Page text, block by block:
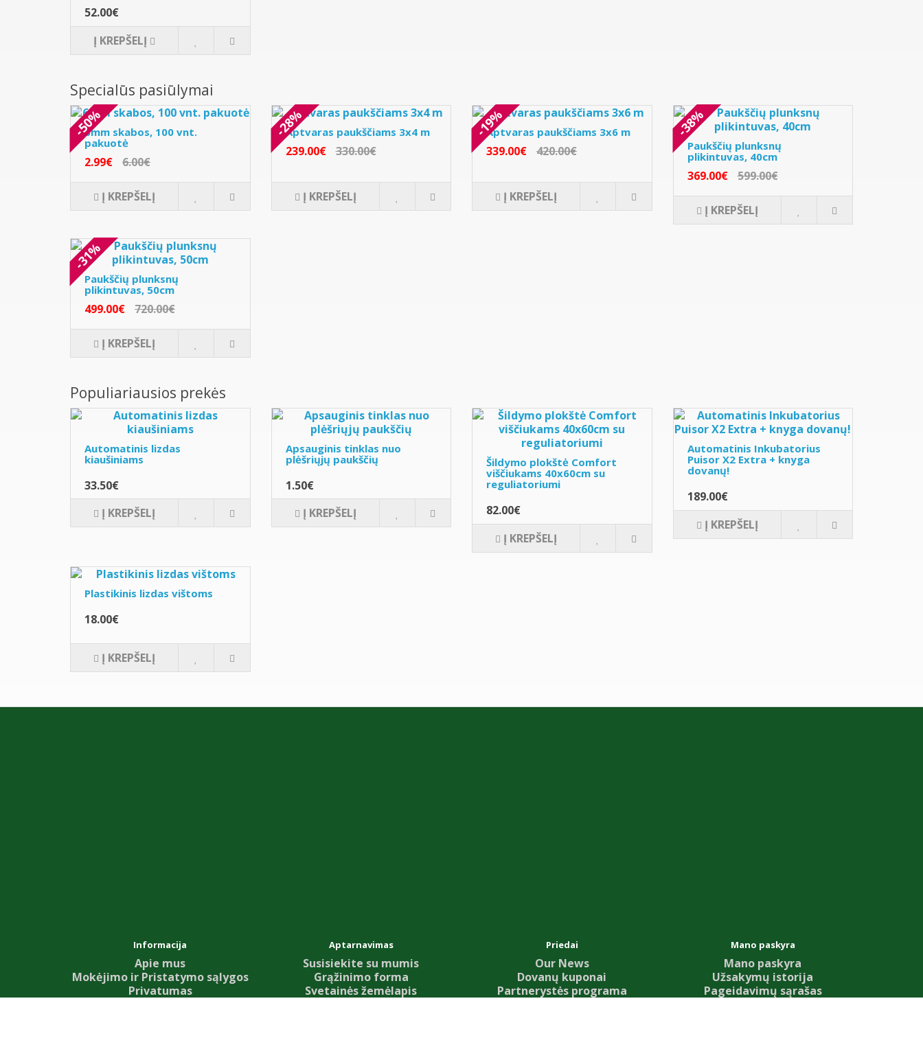
52.00€
Į KREPŠELĮ
Specialūs pasiūlymai
-50%
6mm skabos, 100 vnt.
pakuotė
2.99€ 6.00€
Į KREPŠELĮ
-28%
Aptvaras paukščiams 3x4 m
239.00€ 330.00€
Į KREPŠELĮ
-19%
Aptvaras paukščiams 3x6 m
339.00€ 420.00€
Į KREPŠELĮ
-38%
Paukščių plunksnų
plikintuvas, 40cm
369.00€ 599.00€
Į KREPŠELĮ
-31%
Paukščių plunksnų
plikintuvas, 50cm
499.00€ 720.00€
Į KREPŠELĮ
Populiariausios prekės
Automatinis lizdas
kiaušiniams
33.50€
Į KREPŠELĮ
Apsauginis tinklas nuo
plėšriųjų paukščių
1.50€
Į KREPŠELĮ
Šildymo plokštė Comfort
viščiukams 40x60cm su
reguliatoriumi
82.00€
Į KREPŠELĮ
Automatinis Inkubatorius
Puisor X2 Extra + knyga
dovanų!
189.00€
Į KREPŠELĮ
Plastikinis lizdas vištoms
18.00€
Į KREPŠELĮ
Informacija
Apie mus
Mokėjimo ir Pristatymo sąlygos
Privatumas
Aptarnavimas
Susisiekite su mumis
Grąžinimo forma
Svetainės žemėlapis
Priedai
Our News
Dovanų kuponai
Partnerystės programa
Mano paskyra
Mano paskyra
Užsakymų istorija
Pageidavimų sąrašas